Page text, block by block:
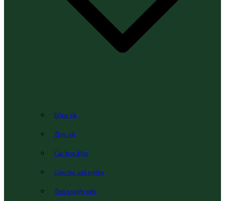
Động vật
Thực vật
Các hoạt động
Giáo dục môi trường
Tình nguyện viên